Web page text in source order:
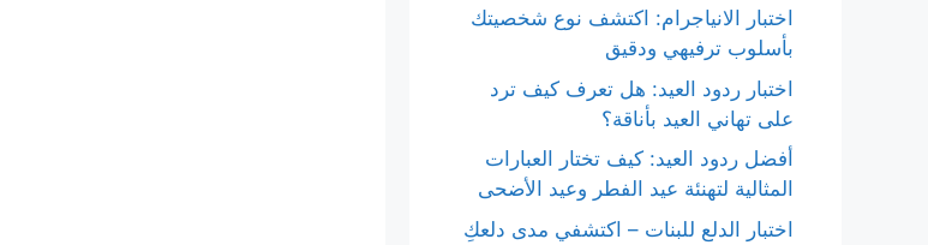
اختبار الانياجرام: اكتشف نوع شخصيتك
بأسلوب ترفيهي ودقيق
اختبار ردود العيد: هل تعرف كيف ترد
على تهاني العيد بأناقة؟
أفضل ردود العيد: كيف تختار العبارات
المثالية لتهنئة عيد الفطر وعيد الأضحى
اختبار الدلع للبنات – اكتشفي مدى دلعكِ